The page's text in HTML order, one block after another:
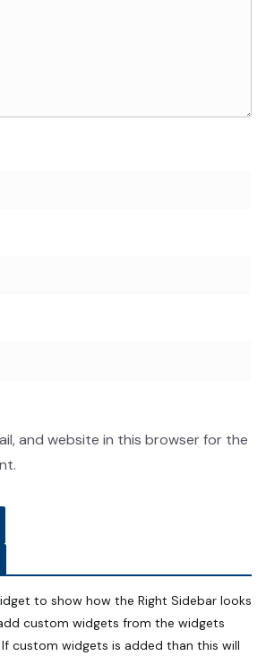
and website in this browser for the
to show how the Right Sidebar looks
custom widgets from the widgets
custom widgets is added than this will